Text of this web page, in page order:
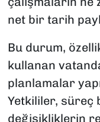
net bir tarih
Bu durum,
kullanan
planlamalar
Yetkililer, süreç
değişikliklerin